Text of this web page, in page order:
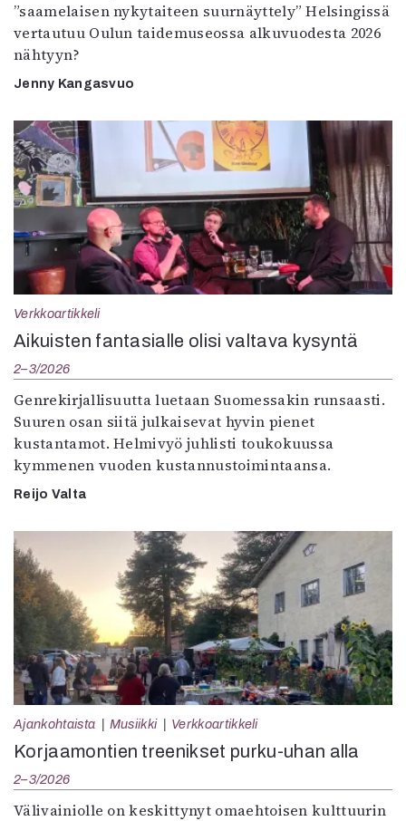
”saamelaisen nykytaiteen suurnäyttely” Helsingissä
vertautuu Oulun taidemuseossa alkuvuodesta 2026
nähtyyn?
Jenny Kangasvuo
Verkkoartikkeli
Aikuisten fantasialle olisi valtava kysyntä
2–3/2026
Genrekirjallisuutta luetaan Suomessakin runsaasti.
Suuren osan siitä julkaisevat hyvin pienet
kustantamot. Helmivyö juhlisti toukokuussa
kymmenen vuoden kustannustoimintaansa.
Reijo Valta
Ajankohtaista Musiikki Verkkoartikkeli
Korjaamontien treenikset purku-uhan alla
2–3/2026
Välivainiolle on keskittynyt omaehtoisen kulttuurin